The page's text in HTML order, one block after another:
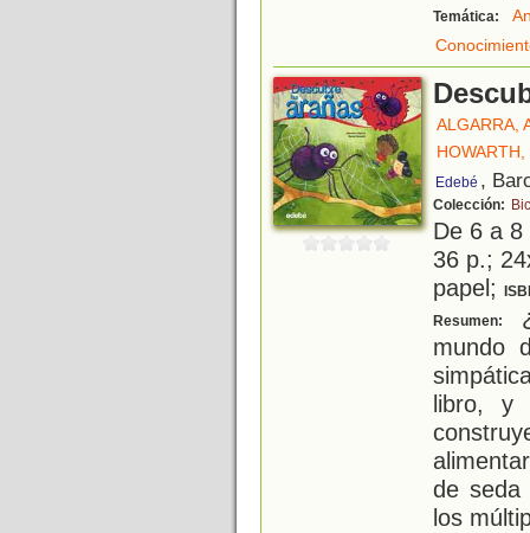
Temática:
ALGARRA,
Edebé ,
Colección:
De 6 a
36 p.;
papel;
Resumen:
mundo
libro, y
de seda
los